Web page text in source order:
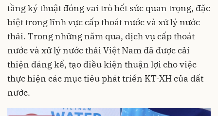
tầng ký thuật đóng vai trò hết sức quan trọng, đặc
biệt trong lĩnh vực cấp thoát nước và xử lý nước
thải. Trong những năm qua, dịch vụ cấp thoát
nước và xử lý nước thải Việt Nam đã được cải
thiện đáng kể, tạo điều kiện thuận lợi cho việc
thực hiện các mục tiêu phát triển KT-XH của đất
nước.